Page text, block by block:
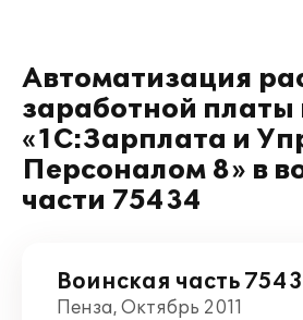
Автоматизация
заработной
«1С:Зарплата и
Персоналом 8» в
части 75434
Воинская часть
Пенза, Октябрь 2011